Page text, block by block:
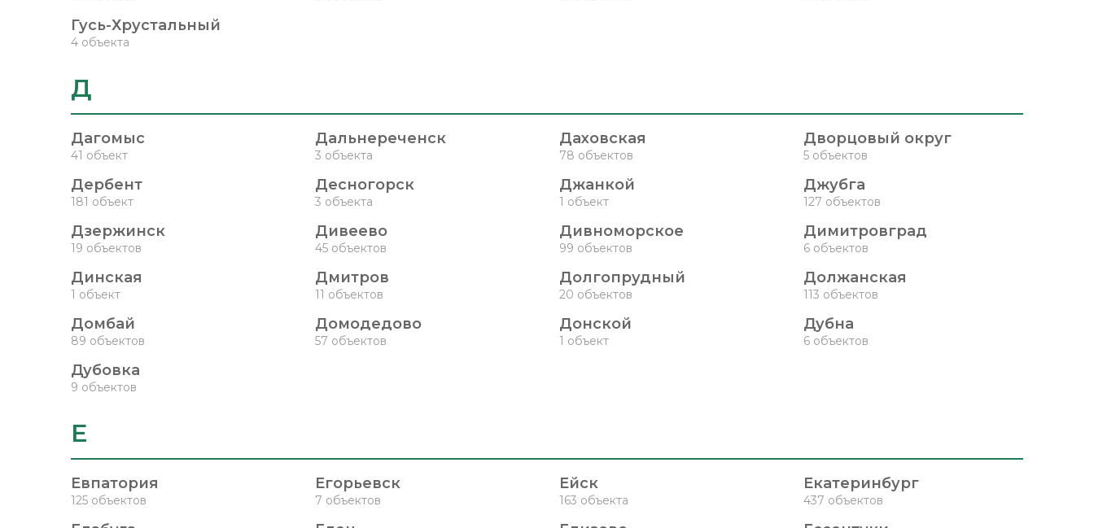
Гусь-Хрустальный
4 объекта
Д
Дагомыс
41 объект
Дальнереченск
3 объекта
Даховская
78 объектов
Дворцовый округ
5 объектов
Дербент
181 объект
Десногорск
3 объекта
Джанкой
1 объект
Джубга
127 объектов
Дзержинск
19 объектов
Дивеево
45 объектов
Дивноморское
99 объектов
Димитровград
6 объектов
Динская
1 объект
Дмитров
11 объектов
Долгопрудный
20 объектов
Должанская
113 объектов
Домбай
89 объектов
Домодедово
57 объектов
Донской
1 объект
Дубна
6 объектов
Дубовка
9 объектов
Е
Евпатория
125 объектов
Егорьевск
7 объектов
Ейск
163 объекта
Екатеринбург
437 объектов